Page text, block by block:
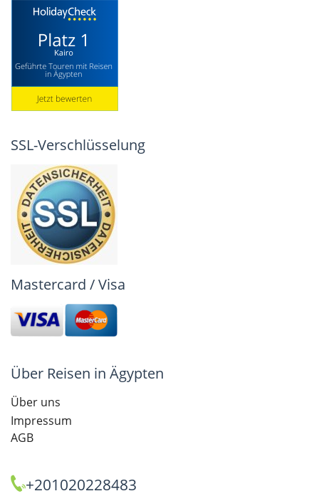
SSL-Verschlüsselung
Mastercard / Visa
Über Reisen in Ägypten
Über uns
Impressum
AGB
+201020228483